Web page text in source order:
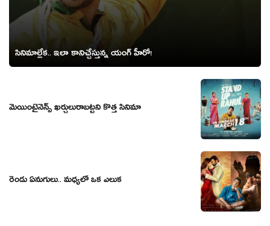
సినిమాల్లేక.. ఇలా కానిచ్చేస్తున్న యంగ్ హీరో!
మెయింటైనెన్స్ ఖర్చులురాబట్టని కొత్త సినిమా
రెండు ఏనుగులు.. మధ్యలో ఒక ఎలుక